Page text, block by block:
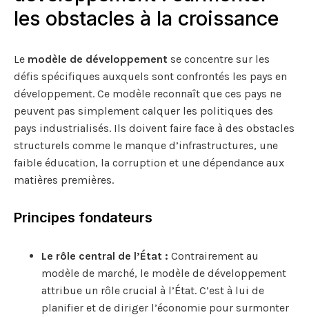
les obstacles à la croissance
Le modèle de développement se concentre sur les
défis spécifiques auxquels sont confrontés les pays en
développement. Ce modèle reconnaît que ces pays ne
peuvent pas simplement calquer les politiques des
pays industrialisés. Ils doivent faire face à des obstacles
structurels comme le manque d’infrastructures, une
faible éducation, la corruption et une dépendance aux
matières premières.
Principes fondateurs
Le rôle central de l’État : Contrairement au
modèle de marché, le modèle de développement
attribue un rôle crucial à l’État. C’est à lui de
planifier et de diriger l’économie pour surmonter